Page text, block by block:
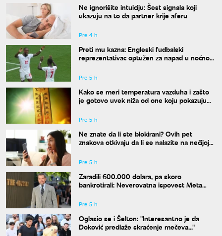
Ne ignorišite intuiciju: Šest signala koji
ukazuju na to da partner krije aferu
Pre 4 h
Preti mu kazna: Engleski fudbalski
reprezentativac optužen za napad u noćnom
Pre 5 h
Kako se meri temperatura vazduha i zašto
je gotovo uvek niža od one koju pokazuju
Pre 5 h
Ne znate da li ste blokirani? Ovih pet
znakova otkivaju da li se nalazite na nečijoj
Pre 5 h
Zaradili 600.000 dolara, pa skoro
bankrotirali: Neverovatna ispovest Meta
Pre 5 h
Oglasio se i Šelton: "Interesantno je da
Đoković predlaže skraćenje mečeva..."